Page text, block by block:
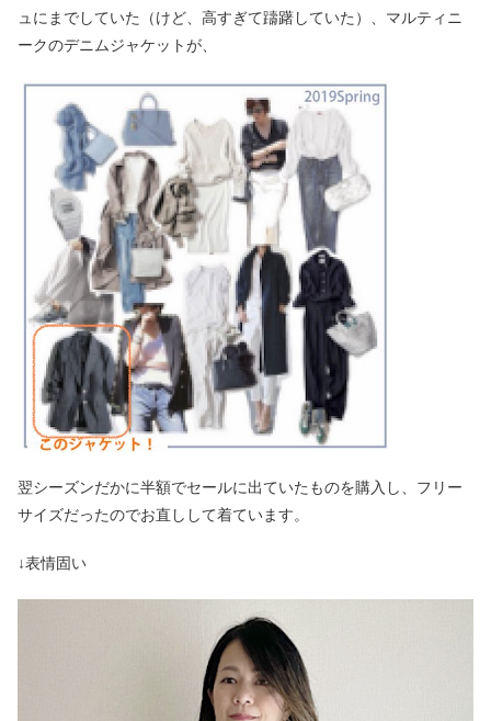
ュにまでしていた（けど、高すぎて躊躇していた）、マルティニ
ークのデニムジャケットが、
翌シーズンだかに半額でセールに出ていたものを購入し、フリー
サイズだったのでお直しして着ています。
↓表情固い